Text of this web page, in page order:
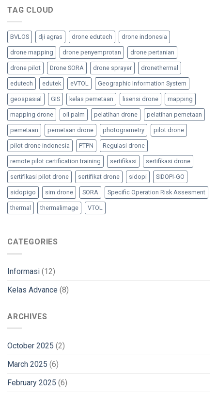
TAG CLOUD
BVLOS dji agras drone edutech drone indonesia
drone mapping drone penyemprotan drone pertanian
drone pilot Drone SORA drone sprayer dronethermal
edutech edutek eVTOL Geographic Information System
geospasial GIS kelas pemetaan lisensi drone mapping
mapping drone oil palm pelatihan drone pelatihan pemetaan
pemetaan pemetaan drone photogrametry pilot drone
pilot drone indonesia PTPN Regulasi drone
remote pilot certification training sertifikasi sertifikasi drone
sertifikasi pilot drone sertifikat drone sidopi SIDOPI-GO
sidopigo sim drone SORA Specific Operation Risk Assesment
thermal thermalimage VTOL
CATEGORIES
Informasi (12)
Kelas Advance (8)
ARCHIVES
October 2025 (2)
March 2025 (6)
February 2025 (6)